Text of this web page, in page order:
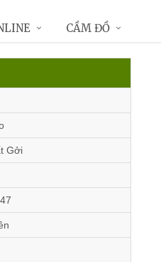
Gởi
CẦM ĐỒ